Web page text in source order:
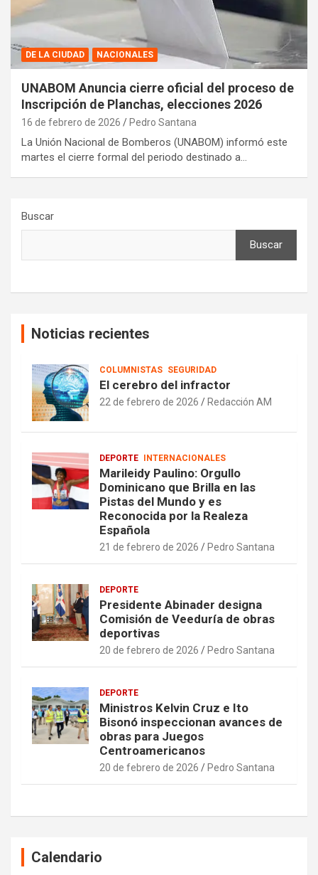
DE LA CIUDAD NACIONALES
UNABOM Anuncia cierre oficial del proceso de
Inscripción de Planchas, elecciones 2026
16 de febrero de 2026 Pedro Santana
La Unión Nacional de Bomberos (UNABOM) informó este
martes el cierre formal del periodo destinado a…
Buscar
Buscar
Noticias recientes
COLUMNISTAS SEGURIDAD
El cerebro del infractor
22 de febrero de 2026 Redacción AM
DEPORTE INTERNACIONALES
Marileidy Paulino: Orgullo
Dominicano que Brilla en las
Pistas del Mundo y es
Reconocida por la Realeza
Española
21 de febrero de 2026 Pedro Santana
DEPORTE
Presidente Abinader designa
Comisión de Veeduría de obras
deportivas
20 de febrero de 2026 Pedro Santana
DEPORTE
Ministros Kelvin Cruz e Ito
Bisonó inspeccionan avances de
obras para Juegos
Centroamericanos
20 de febrero de 2026 Pedro Santana
Calendario